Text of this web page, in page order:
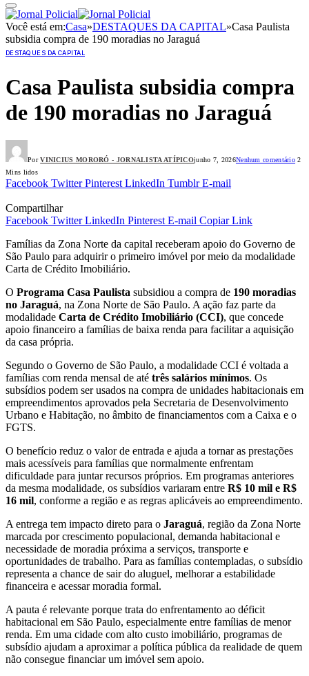
Você está em:Casa»DESTAQUES DA CAPITAL»Casa Paulista
subsidia compra de 190 moradias no Jaraguá
DESTAQUES DA CAPITAL
Casa Paulista subsidia compra
de 190 moradias no Jaraguá
Por VINICIUS MORORÓ - JORNALISTA ATÍPICOjunho 7, 2026Nenhum comentário 2
Mins lidos
Facebook Twitter Pinterest LinkedIn Tumblr E-mail
Compartilhar
Facebook Twitter LinkedIn Pinterest E-mail Copiar Link
Famílias da Zona Norte da capital receberam apoio do Governo de
São Paulo para adquirir o primeiro imóvel por meio da modalidade
Carta de Crédito Imobiliário.
O Programa Casa Paulista subsidiou a compra de 190 moradias
no Jaraguá, na Zona Norte de São Paulo. A ação faz parte da
modalidade Carta de Crédito Imobiliário (CCI), que concede
apoio financeiro a famílias de baixa renda para facilitar a aquisição
da casa própria.
Segundo o Governo de São Paulo, a modalidade CCI é voltada a
famílias com renda mensal de até três salários mínimos. Os
subsídios podem ser usados na compra de unidades habitacionais em
empreendimentos aprovados pela Secretaria de Desenvolvimento
Urbano e Habitação, no âmbito de financiamentos com a Caixa e o
FGTS.
O benefício reduz o valor de entrada e ajuda a tornar as prestações
mais acessíveis para famílias que normalmente enfrentam
dificuldade para juntar recursos próprios. Em programas anteriores
da mesma modalidade, os subsídios variaram entre R$ 10 mil e R$
16 mil, conforme a região e as regras aplicáveis ao empreendimento.
A entrega tem impacto direto para o Jaraguá, região da Zona Norte
marcada por crescimento populacional, demanda habitacional e
necessidade de moradia próxima a serviços, transporte e
oportunidades de trabalho. Para as famílias contempladas, o subsídio
representa a chance de sair do aluguel, melhorar a estabilidade
financeira e acessar moradia formal.
A pauta é relevante porque trata do enfrentamento ao déficit
habitacional em São Paulo, especialmente entre famílias de menor
renda. Em uma cidade com alto custo imobiliário, programas de
subsídio ajudam a aproximar a política pública da realidade de quem
não consegue financiar um imóvel sem apoio.